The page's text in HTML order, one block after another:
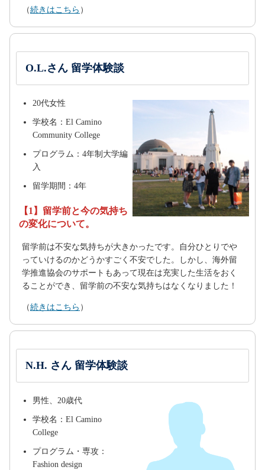
（続きはこちら ）
O.L.さん 留学体験談
20代女性
学校名：El Camino
Community College
プログラム：4年制大学編
入
留学期間：4年
【1】留学前と今の気持ち
の変化について。
留学前は不安な気持ちが大きかったです。自分ひとりでや
っていけるのかどうかすごく不安でした。しかし、海外留
学推進協会のサポートもあって現在は充実した生活をおく
ることができ、留学前の不安な気持ちはなくなりました！
（続きはこちら ）
N.H. さん 留学体験談
男性、20歳代
学校名：El Camino
College
プログラム・専攻：
Fashion design